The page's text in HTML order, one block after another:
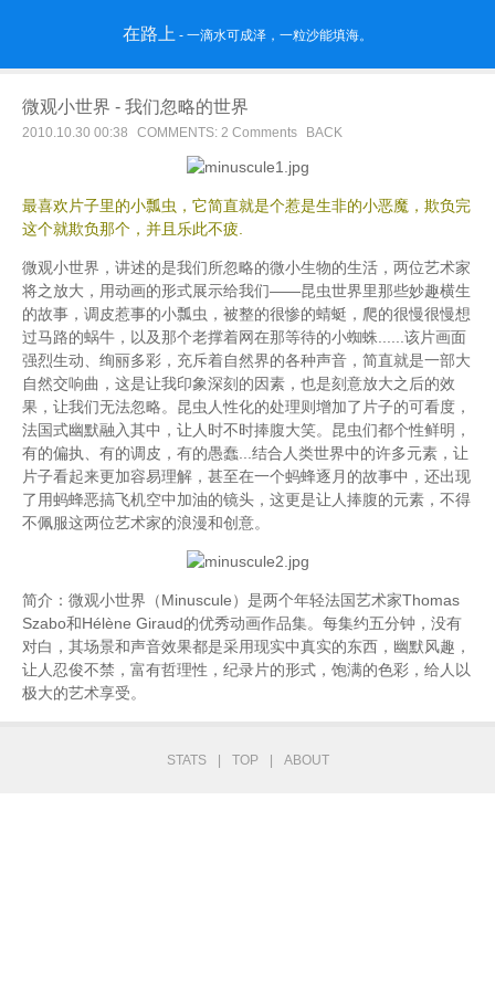
在路上 - 一滴水可成泽，一粒沙能填海。
微观小世界 - 我们忽略的世界
2010.10.30 00:38 COMMENTS: 2 Comments BACK
最喜欢片子里的小瓢虫，它简直就是个惹是生非的小恶魔，欺负完
这个就欺负那个，并且乐此不疲.
微观小世界，讲述的是我们所忽略的微小生物的生活，两位艺术家
将之放大，用动画的形式展示给我们——昆虫世界里那些妙趣横生
的故事，调皮惹事的小瓢虫，被整的很惨的蜻蜓，爬的很慢很慢想
过马路的蜗牛，以及那个老撑着网在那等待的小蜘蛛...... 该片画面
强烈生动、绚丽多彩，充斥着自然界的各种声音，简直就是一部大
自然交响曲，这是让我印象深刻的因素，也是刻意放大之后的效
果，让我们无法忽略。昆虫人性化的处理则增加了片子的可看度，
法国式幽默融入其中，让人时不时捧腹大笑。昆虫们都个性鲜明，
有的偏执、有的调皮，有的愚蠢...结合人类世界中的许多元素，让
片子看起来更加容易理解，甚至在一个蚂蜂逐月的故事中，还出现
了用蚂蜂恶搞飞机空中加油的镜头，这更是让人捧腹的元素，不得
不佩服这两位艺术家的浪漫和创意。
简介：微观小世界（Minuscule）是两个年轻法国艺术家Thomas
Szabo和Hélène Giraud的优秀动画作品集。每集约五分钟，没有
对白，其场景和声音效果都是采用现实中真实的东西，幽默风趣，
让人忍俊不禁，富有哲理性，纪录片的形式，饱满的色彩，给人以
极大的艺术享受。
STATS TOP ABOUT